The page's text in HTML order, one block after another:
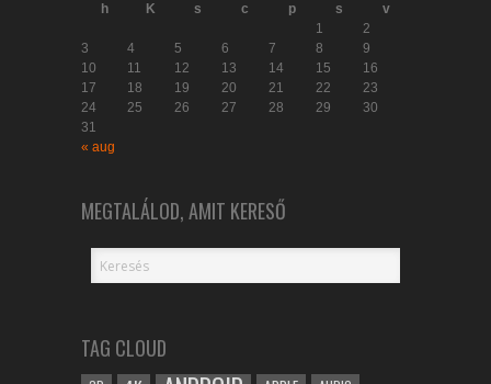
h
K s c p s
v
1
2
3
4 5 6 7 8
9
10
11 12 13 14 15
16
17
18 19 20 21 22
23
24
25 26 27 28 29
30
31
« aug
MEGTALÁLOD, AMIT KERESŐ
TAG CLOUD